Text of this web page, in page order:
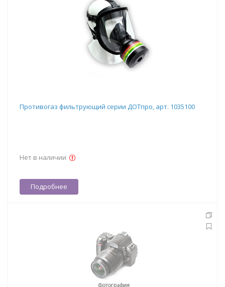
Противогаз фильтрующий серии ДОТпро, арт. 1035100
Нет в наличии
Подробнее